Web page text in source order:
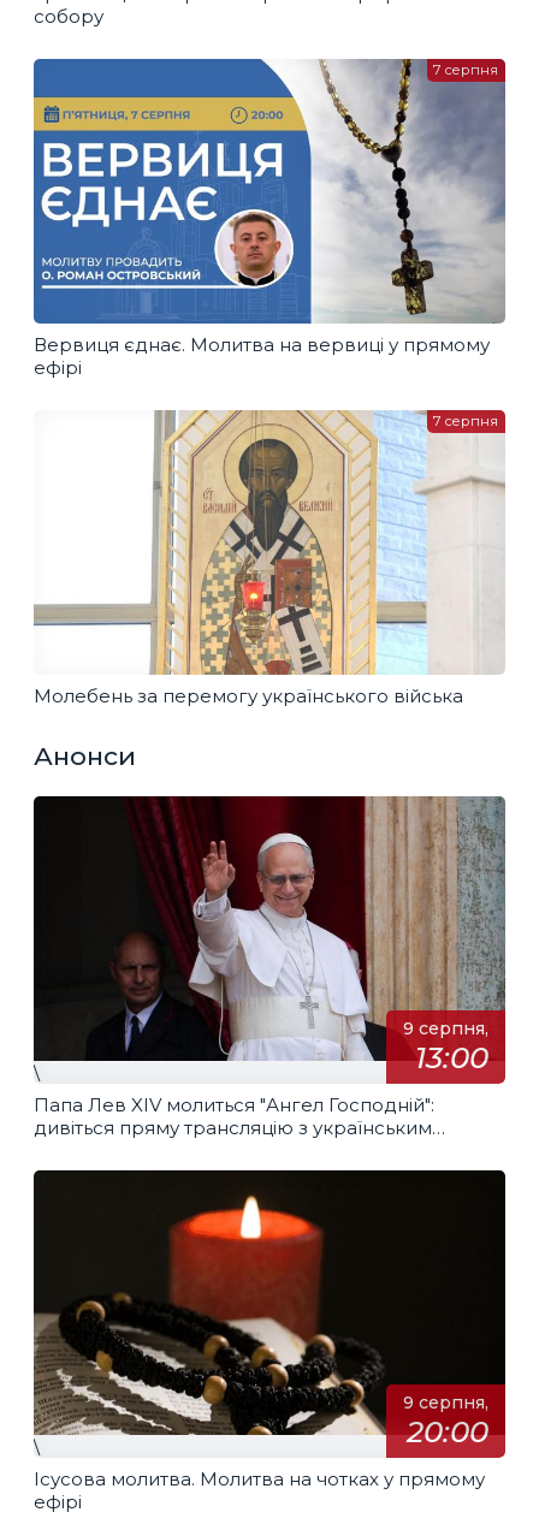
собору
Вервиця єднає. Молитва на вервиці у прямому
ефірі
7 серпня
Молебень за перемогу українського війська
7 серпня
Анонси
9 серпня,
13:00
\
Папа Лев XIV молиться "Ангел Господній":
дивіться пряму трансляцію з українським
9 серпня,
20:00
\
Ісусова молитва. Молитва на чотках у прямому
ефірі